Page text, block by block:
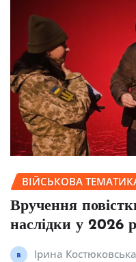
ВІЙСЬКОВА
Вручення
наслідки у 2026
Ірина Костюковська